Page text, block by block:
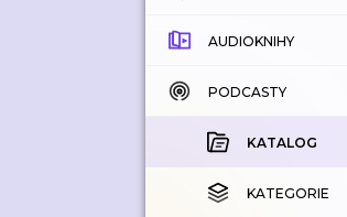
AUDIOKNIHY
KATALOG
KOUPENÉ
KATEGORIE
PODCASTY
KATALOG
KATEGORIE